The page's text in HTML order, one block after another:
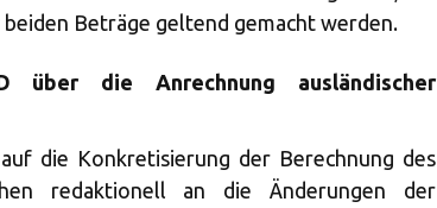
Beträge geltend gemacht werden.
die Anrechnung ausländischer
die Konkretisierung der Berechnung des
redaktionell an die Änderungen der